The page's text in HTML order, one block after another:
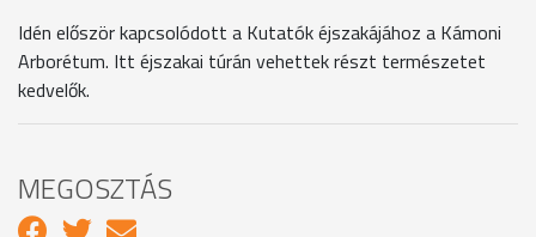
Idén először kapcsolódott a Kutatók éjszakájához a Kámoni
Arborétum. Itt éjszakai túrán vehettek részt természetet
kedvelők.
MEGOSZTÁS